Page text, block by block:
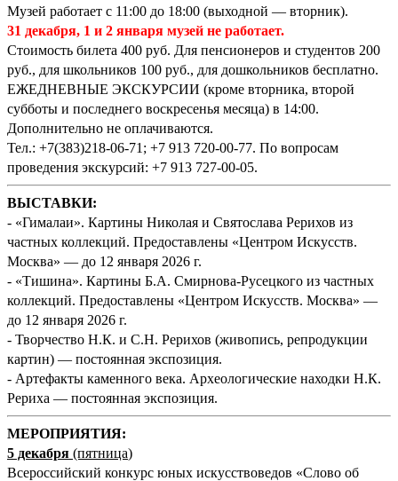
Музей работает с 11:00 до 18:00 (выходной — вторник).
31 декабря, 1 и 2 января музей не работает.
Стоимость билета 400 руб. Для пенсионеров и студентов 200
руб., для школьников 100 руб., для дошкольников бесплатно.
ЕЖЕДНЕВНЫЕ ЭКСКУРСИИ (кроме вторника, второй
субботы и последнего воскресенья месяца) в 14:00.
Дополнительно не оплачиваются.
Тел.: +7(383)218-06-71; +7 913 720-00-77. По вопросам
проведения экскурсий: +7 913 727-00-05.
ВЫСТАВКИ:
- «Гималаи». Картины Николая и Святослава Рерихов из
частных коллекций. Предоставлены «Центром Искусств.
Москва» — до 12 января 2026 г.
- «Тишина». Картины Б.А. Смирнова-Русецкого из частных
коллекций. Предоставлены «Центром Искусств. Москва» —
до 12 января 2026 г.
- Творчество Н.К. и С.Н. Рерихов (живопись, репродукции
картин) — постоянная экспозиция.
- Артефакты каменного века. Археологические находки Н.К.
Рериха — постоянная экспозиция.
МЕРОПРИЯТИЯ:
5 декабря (пятница)
Всероссийский конкурс юных искусствоведов «Слово об